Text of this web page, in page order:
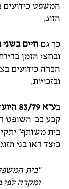
המשפט כידועים
הזוג.
כך גם חיים בשני
ובחצי הזמן
הכרה כידועים
ובזכויות.
בע"א 83/79 היועץ המשפטי לממשלה נ' שוקרן
קבע כב' השופט
בית משותף"
כיצד ראו בני
"בית
ומקרה לפי